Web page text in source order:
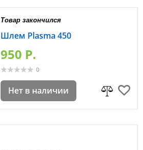
Товар закончился
Шлем Plasma 450
950 P.
0
Нет в наличии